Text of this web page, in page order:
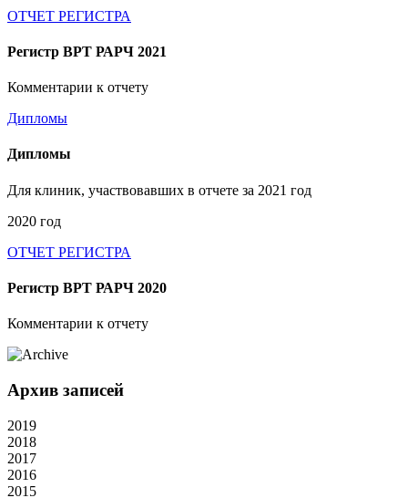
ОТЧЕТ РЕГИСТРА
Регистр ВРТ РАРЧ 2021
Комментарии к отчету
Дипломы
Дипломы
Для клиник, участвовавших в отчете за 2021 год
2020 год
ОТЧЕТ РЕГИСТРА
Регистр ВРТ РАРЧ 2020
Комментарии к отчету
Архив записей
2019
2018
2017
2016
2015